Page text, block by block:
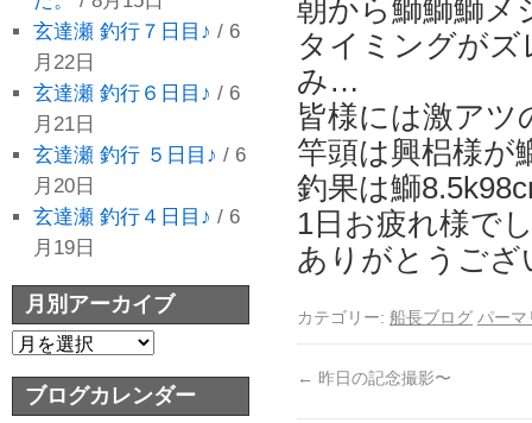
朝から鰤鰤鰤
タイミングが
み…
皆様には激アツ
竿頭は興梠様が
釣果は鰤
1日お疲れ様で
ありがとうご
カテゴリー: 船長ブログ パーマ
← 昨日の記念撮影〜
玄達瀬 釣行７日目♪ / 6
月22日
玄達瀬 釣行６日目♪ / 6
月21日
玄達瀬 釣行 ５日目♪ / 6
月20日
玄達瀬 釣行４日目♪ / 6
月19日
月別アーカイブ
ブログカレンダー